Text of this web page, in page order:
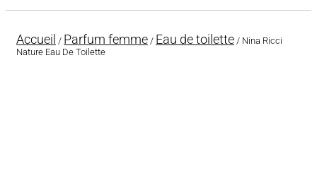
Accueil / Parfum femme / Eau de toilette / Nina Ricci
Nature Eau De Toilette